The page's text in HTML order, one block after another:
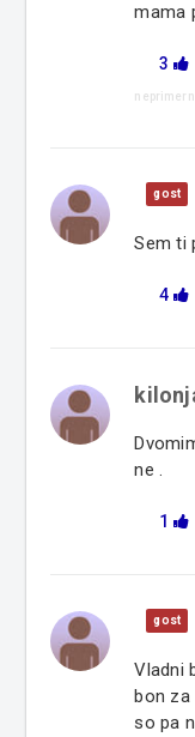
mama
3
gost
Sem ti
4
ne .
1
gost
Vladni
bon za
so pa